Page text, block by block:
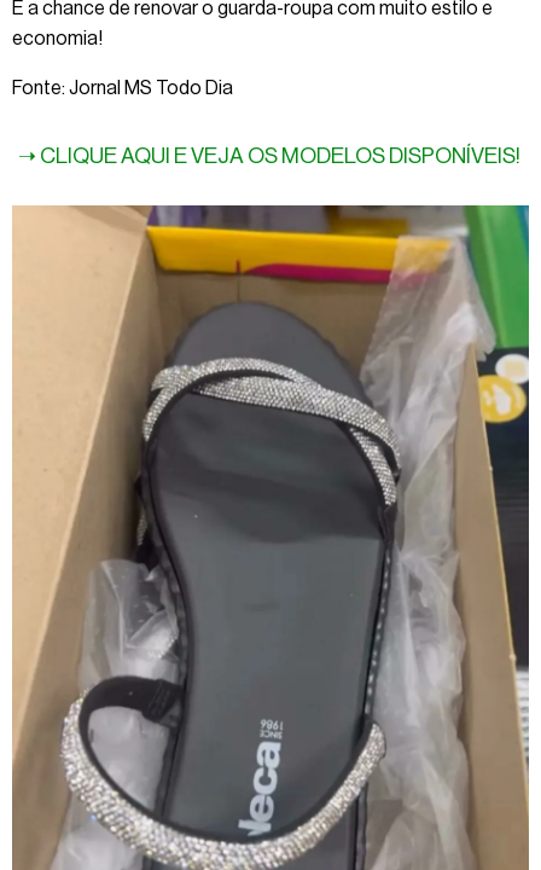
É a chance de renovar o guarda-roupa com muito estilo e
economia!
Fonte: Jornal MS Todo Dia
➝ CLIQUE AQUI E VEJA OS MODELOS DISPONÍVEIS!